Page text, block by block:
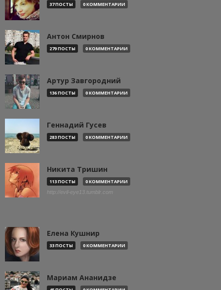
37 ПОСТЫ 0 КОММЕНТАРИИ
Антон Смирнов
279 ПОСТЫ 0 КОММЕНТАРИИ
Артур Завгородний
136 ПОСТЫ 0 КОММЕНТАРИИ
Геннадий Гусев
283 ПОСТЫ 0 КОММЕНТАРИИ
Никита Тришин
113 ПОСТЫ 0 КОММЕНТАРИИ
http://evil-eye13.tumblr.com
Елена Кушнир
33 ПОСТЫ 0 КОММЕНТАРИИ
Мариам Ананидзе